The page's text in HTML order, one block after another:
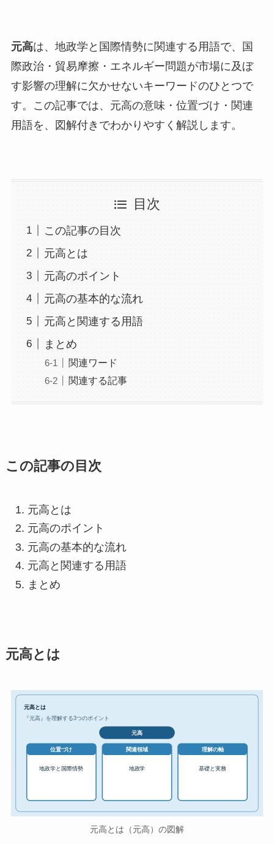
元高は、地政学と国際情勢に関連する用語で、国
際政治・貿易摩擦・エネルギー問題が市場に及ぼ
す影響の理解に欠かせないキーワードのひとつで
す。この記事では、元高の意味・位置づけ・関連
用語を、図解付きでわかりやすく解説します。
目次
この記事の目次
元高とは
元高のポイント
元高の基本的な流れ
元高と関連する用語
まとめ
関連ワード
関連する記事
この記事の目次
元高とは
元高のポイント
元高の基本的な流れ
元高と関連する用語
まとめ
元高とは
元高とは
『元高』を理解する3つのポイント
元高
位置づけ
地政学と国際情勢
関連領域
地政学
理解の軸
基礎と実務
元高とは（元高）の図解